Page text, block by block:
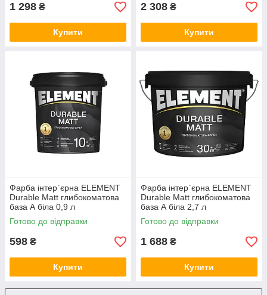
1 298 ₴
Купити
2 308 ₴
Купити
Фарба інтер`єрна ELEMENT
Durable Matt глибокоматова
база А біла 0,9 л
Готово до відправки
598 ₴
Купити
Фарба інтер`єрна ELEMENT
Durable Matt глибокоматова
база А біла 2,7 л
Готово до відправки
1 688 ₴
Купити